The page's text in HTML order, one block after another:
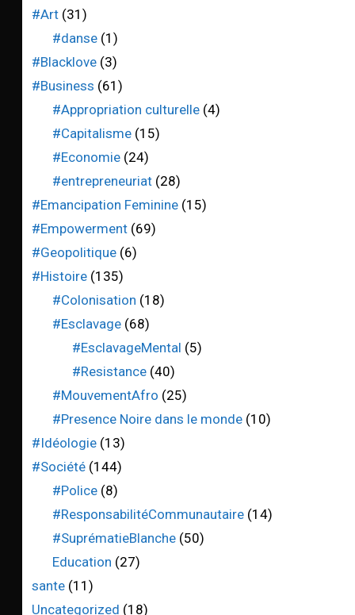
#Art (31)
#danse(1)
#Blacklove (3)
#Business (61)
#Appropriation culturelle(4)
#Capitalisme(15)
#Economie(24)
#entrepreneuriat(28)
#Emancipation Feminine (15)
#Empowerment (69)
#Geopolitique (6)
#Histoire (135)
#Colonisation (18)
#Esclavage(68)
#EsclavageMental (5)
#Resistance (40)
#MouvementAfro (25)
#Presence Noire dans le monde(10)
#Idéologie (13)
#Société (144)
#Police(8)
#ResponsabilitéCommunautaire(14)
#SuprématieBlanche(50)
Education (27)
sante (11)
Uncategorized (18)